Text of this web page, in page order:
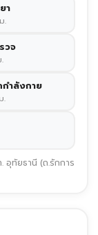
า
.
วจ
ำลังกาย
.
อุทัยธานี (ถ.รักการ